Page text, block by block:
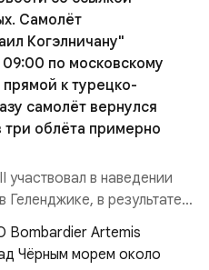
Самолёт
Когэлничану"
по московскому
к турецко-
самолёт вернулся
три облёта примерно
в наведении
Геленджике, в результате
троих детей. Позже
сообщила об атаке
море на ️судно Nadezhda
О.
нами в это непростое
СМИ «Всем!
неравнодушных и
убеждения,
в России: